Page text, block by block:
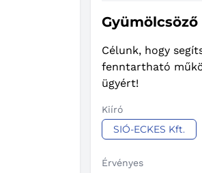
Célunk, hogy
fenntartható
ügyért!
Kiíró
SIÓ-ECKES Kft.
Érvényes